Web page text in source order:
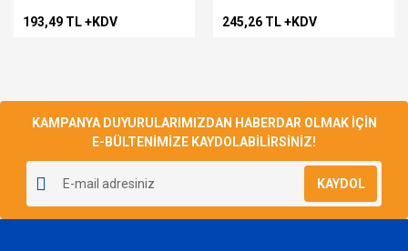
193,49 TL +KDV 245,26 TL +KDV
KAMPANYA DUYURULARIMIZDAN HABERDAR OLMAK İÇİN
E-BÜLTENİMİZE KAYDOLABİLİRSİNİZ!
KAYDOL